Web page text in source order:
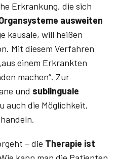
Erkrankung, die sich
ausweiten
kausale, will heißen
Mit diesem Verfahren
einem Erkrankten
machen“. Zur
und sublinguale
auch die Möglichkeit,
– die Therapie ist